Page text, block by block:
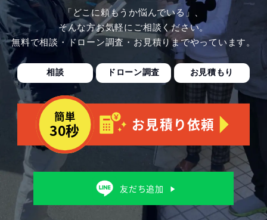
「どこに頼もうか悩んでいる」、
そんな方お気軽にご相談ください。
無料で相談・ドローン調査・お見積りまでやっています。
相談 ドローン調査 お見積もり